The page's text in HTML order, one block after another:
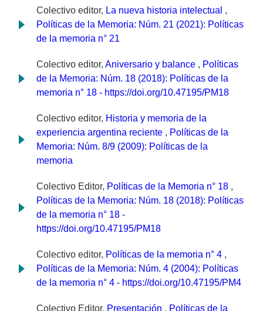
Colectivo editor, La nueva historia intelectual ,
Políticas de la Memoria: Núm. 21 (2021): Políticas
de la memoria n° 21
Colectivo editor, Aniversario y balance , Políticas
de la Memoria: Núm. 18 (2018): Políticas de la
memoria n° 18 - https://doi.org/10.47195/PM18
Colectivo editor, Historia y memoria de la
experiencia argentina reciente , Políticas de la
Memoria: Núm. 8/9 (2009): Políticas de la
memoria
Colectivo Editor, Políticas de la Memoria n° 18 ,
Políticas de la Memoria: Núm. 18 (2018): Políticas
de la memoria n° 18 -
https://doi.org/10.47195/PM18
Colectivo editor, Políticas de la memoria n° 4 ,
Políticas de la Memoria: Núm. 4 (2004): Políticas
de la memoria n° 4 - https://doi.org/10.47195/PM4
Colectivo Editor, Presentación , Políticas de la